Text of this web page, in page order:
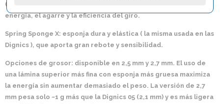
(código de desarrollo
energía, el agarre y la eficiencia del giro.
Spring Sponge X: esponja dura y elástica ( la misma usada en las
Dignics ), que aporta gran rebote y sensibilidad.
Opciones de grosor: disponible en 2,5 mm y 2,7 mm. El uso de
una lámina superior más fina con esponja más gruesa maximiza
la energía sin aumentar demasiado el peso. La versión de 2,7
mm pesa solo ~1 g más que la Dignics 05 (2,1 mm) y es más ligera